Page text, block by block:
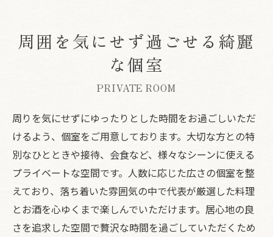
周囲を気にせず過ごせる綺麗
な個室
PRIVATE ROOM
周りを気にせずにゆったりとした時間をお過ごしいただ
けるよう、個室をご用意しております。大切な方との特
別なひとときや接待、会食など、様々なシーンに使える
プライベートな空間です。人数に応じた広さの個室を整
えており、落ち着いた雰囲気の中で代表が厳選した料理
とお酒を心ゆくまで楽しんでいただけます。居心地の良
さを追求した空間で贅沢な時間を過ごしていただくため